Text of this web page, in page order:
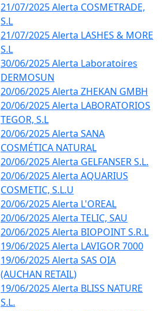
21/07/2025 Alerta COSMETRADE,
S.L
21/07/2025 Alerta LASHES & MORE
S.L
30/06/2025 Alerta Laboratoires
DERMOSUN
20/06/2025 Alerta ZHEKAN GMBH
20/06/2025 Alerta LABORATORIOS
TEGOR, S.L
20/06/2025 Alerta SANA
COSMÉTICA NATURAL
20/06/2025 Alerta GELFANSER S.L.
20/06/2025 Alerta AQUARIUS
COSMETIC, S.L.U
20/06/2025 Alerta L'OREAL
20/06/2025 Alerta TELIC, SAU
20/06/2025 Alerta BIOPOINT S.R.L
19/06/2025 Alerta LAVIGOR 7000
19/06/2025 Alerta SAS OIA
(AUCHAN RETAIL)
19/06/2025 Alerta BLISS NATURE
S.L.